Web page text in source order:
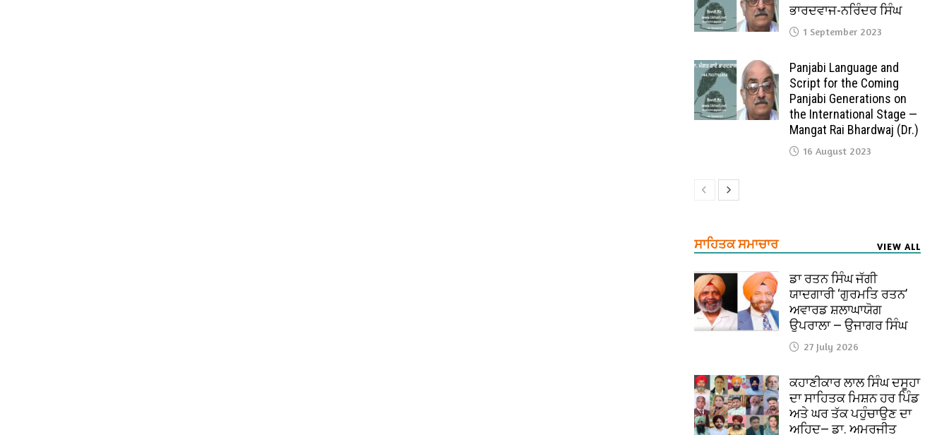
ਭਾਰਦਵਾਜ-ਨਰਿੰਦਰ ਸਿੰਘ
1 September 2023
Panjabi Language and
Script for the Coming
Panjabi Generations on
the International Stage —
Mangat Rai Bhardwaj (Dr.)
16 August 2023
ਸਾਹਿਤਕ ਸਮਾਚਾਰ VIEW ALL
ਡਾ ਰਤਨ ਸਿੰਘ ਜੱਗੀ
ਯਾਦਗਾਰੀ ‘ਗੁਰਮਤਿ ਰਤਨ’
ਅਵਾਰਡ ਸ਼ਲਾਘਾਯੋਗ
ਉਪਰਾਲਾ — ਉਜਾਗਰ ਸਿੰਘ
27 July 2026
ਕਹਾਣੀਕਾਰ ਲਾਲ ਸਿੰਘ ਦਸੂਹਾ
ਦਾ ਸਾਹਿਤਕ ਮਿਸ਼ਨ ਹਰ ਪਿੰਡ
ਅਤੇ ਘਰ ਤੱਕ ਪਹੁੰਚਾਉਣ ਦਾ
ਅਹਿਦ— ਡਾ. ਅਮਰਜੀਤ